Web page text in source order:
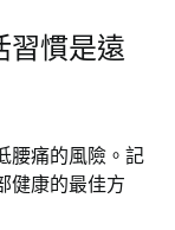
習慣是遠
腰痛的風險。記
健康的最佳方